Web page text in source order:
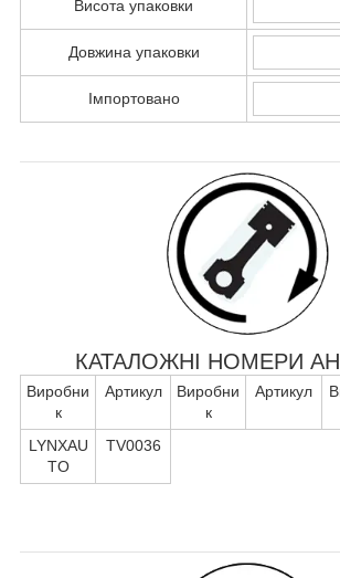
Висота упаковки
Довжина упаковки
Імпортовано
КАТАЛОЖНІ НОМЕРИ
Виробни
к
Артикул
Виробни
к
Артикул
LYNXAU
TO
TV0036